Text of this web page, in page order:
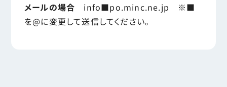
メールの場合 info■po.minc.ne.jp ※■
を@に変更して送信してください。